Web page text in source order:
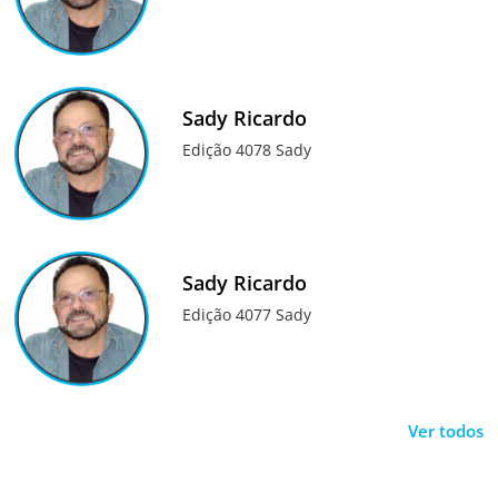
Sady Ricardo
Edição 4078 Sady
Sady Ricardo
Edição 4077 Sady
Ver todos